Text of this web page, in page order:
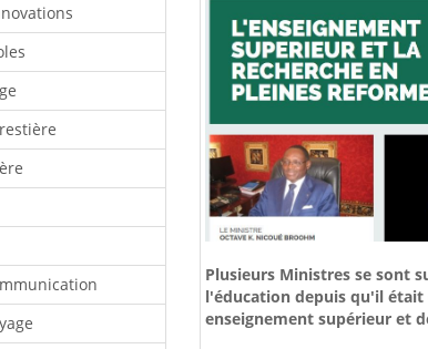
Plusieurs Ministres se sont
l'éducation depuis qu'il
enseignement supérieur et